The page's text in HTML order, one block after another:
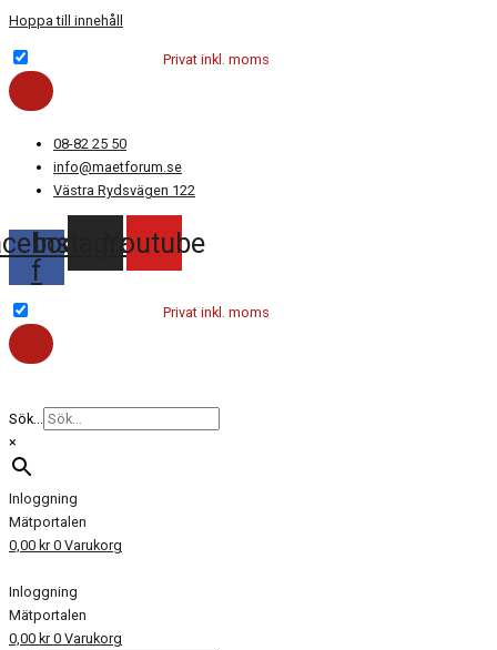
Hoppa till innehåll
Privat inkl. moms
08-82 25 50
info@maetforum.se
Västra Rydsvägen 122
f
InstagramYoutube
Privat inkl. moms
Sök...
×
Inloggning
Mätportalen
0,00 kr 0 Varukorg
Inloggning
Mätportalen
0,00 kr 0 Varukorg